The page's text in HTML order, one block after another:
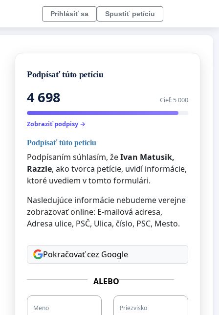
Prihlásiť sa Spustiť petíciu
Podpísať túto petíciu
4 698 Cieľ: 5 000
Zobraziť podpisy →
Podpísať túto petíciu
Podpísaním súhlasím, žeIvan Matusik,
Razzle, ako tvorca petície, uvidí informácie,
ktoré uvediem v tomto formulári.
Nasledujúce informácie nebudeme verejne
zobrazovať online: E-mailová adresa,
Adresa ulice, PSČ, Ulica, číslo, PSC, Mesto.
Pokračovať cez Google
ALEBO
Meno Priezvisko